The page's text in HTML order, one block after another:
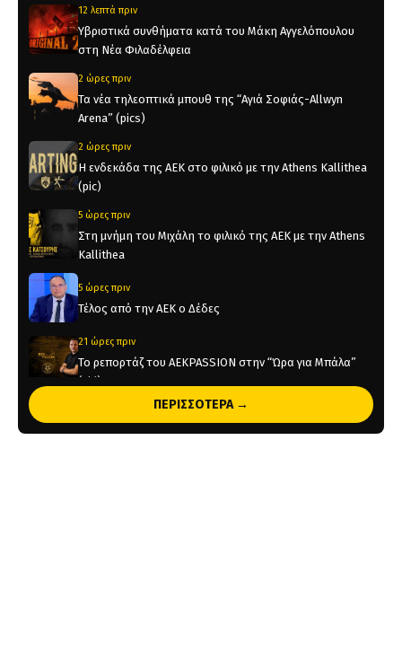
12 λεπτά πριν
Υβριστικά συνθήματα κατά του Μάκη Αγγελόπουλου
στη Νέα Φιλαδέλφεια
2 ώρες πριν
Τα νέα τηλεοπτικά μπουθ της “Αγιά Σοφιάς-Allwyn
Arena” (pics)
2 ώρες πριν
Η ενδεκάδα της ΑΕΚ στο φιλικό με την Athens Kallithea
(pic)
5 ώρες πριν
Στη μνήμη του Μιχάλη το φιλικό της ΑΕΚ με την Athens
Kallithea
5 ώρες πριν
Τέλος από την ΑΕΚ ο Δέδες
21 ώρες πριν
Το ρεπορτάζ του AEKPASSION στην “Ώρα για Μπάλα”
(vid)
ΠΑΕ ΑΕΚ: «Ο Μιχάλης της ΑΕΚ θα είναι πάντα εδώ!»
ΠΕΡΙΣΣΟΤΕΡΑ →